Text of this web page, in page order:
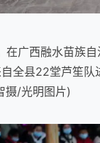
在广西融水苗族
全县22堂芦笙
摄/光明图片)